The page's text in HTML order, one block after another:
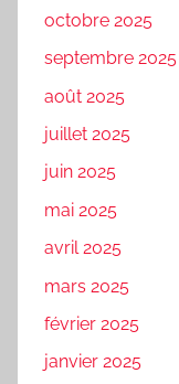
octobre 2025
septembre 2025
août 2025
juillet 2025
juin 2025
mai 2025
avril 2025
mars 2025
février 2025
janvier 2025